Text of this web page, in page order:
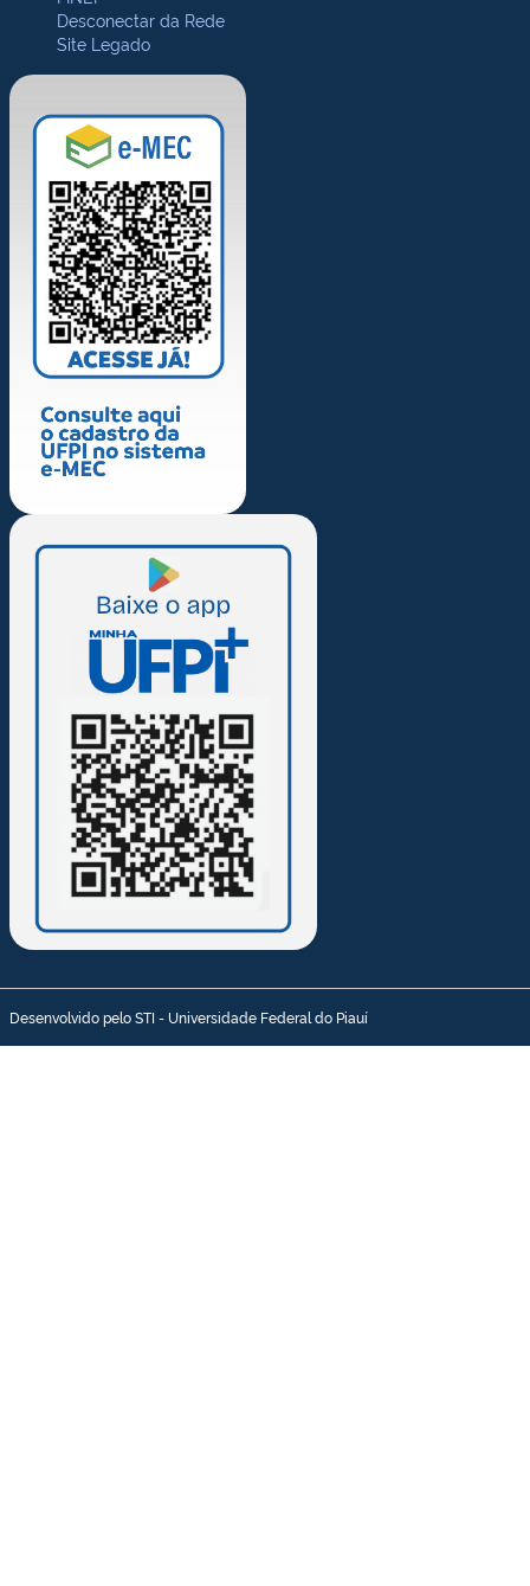
Desconectar da Rede
Site Legado
Desenvolvido pelo STI - Universidade Federal do Piauí